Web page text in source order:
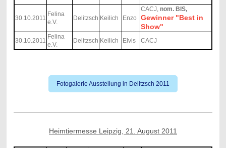
30.10.2011
Felina
e.V.
Delitzsch Keilich Enzo
CACJ, nom. BIS,
Gewinner "Best in
Show"
30.10.2011
Felina
e.V.
Delitzsch Keilich Elvis CACJ
Fotogalerie Ausstellung in Delitzsch 2011
Heimtiermesse Leipzig, 21. August 2011